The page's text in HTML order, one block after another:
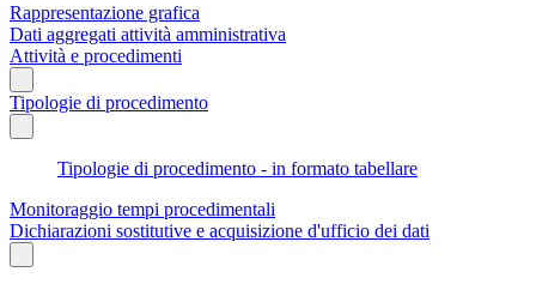
Rappresentazione grafica
Dati aggregati attività amministrativa
Attività e procedimenti
Tipologie di procedimento
Tipologie di procedimento - in formato tabellare
Monitoraggio tempi procedimentali
Dichiarazioni sostitutive e acquisizione d'ufficio dei dati